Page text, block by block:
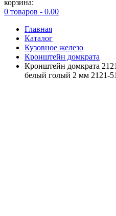
корзина:
0 товаров - 0.00
Главная
Каталог
Кузовное железо
Кронштейн домкрата
Кронштейн домкрата
белый голый 2 мм 2121-